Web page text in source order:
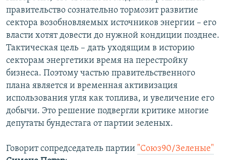
правительство сознательно тормозит развитие
сектора возобновляемых источников энергии – его
власти хотят довести до нужной кондиции позднее.
Тактическая цель – дать уходящим в историю
секторам энергетики время на перестройку
бизнеса. Поэтому частью правительственного
плана является и временная активизация
использования угля как топлива, и увеличение его
добычи. Это решение подвергли критике многие
депутаты бундестага от партии зеленых.
Говорит сопредседатель партии "Союз90/Зеленые"